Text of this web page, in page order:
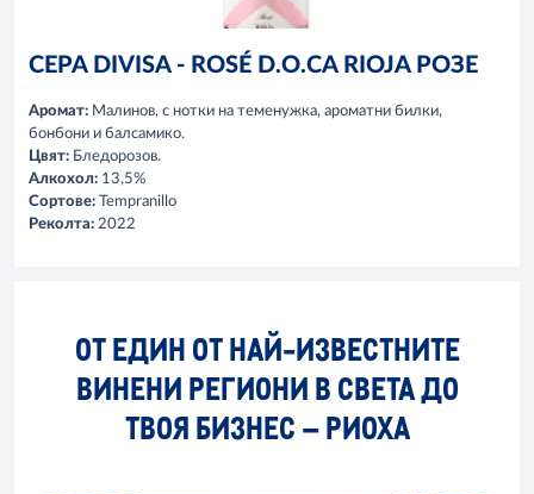
CEPA DIVISA - ROSÉ D.O.CA RIOJA РОЗЕ
Аромат: Малинов, с нотки на теменужка, ароматни билки,
бонбони и балсамико.
Цвят: Бледорозов.
Алкохол: 13,5%
Сортове: Tempranillo
Реколта: 2022
ОТ ЕДИН ОТ НАЙ-ИЗВЕСТНИТЕ
ВИНЕНИ РЕГИОНИ В СВЕТА ДО
ТВОЯ БИЗНЕС – РИОХА